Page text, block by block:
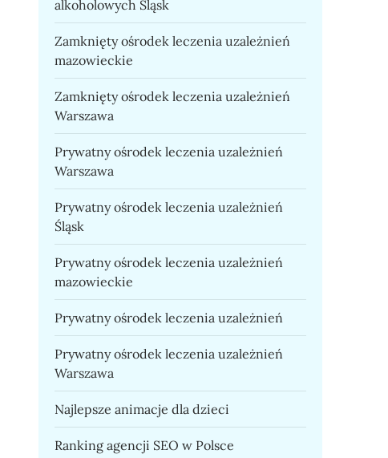
alkoholowych Śląsk
Zamknięty ośrodek leczenia uzależnień
mazowieckie
Zamknięty ośrodek leczenia uzależnień
Warszawa
Prywatny ośrodek leczenia uzależnień
Warszawa
Prywatny ośrodek leczenia uzależnień
Śląsk
Prywatny ośrodek leczenia uzależnień
mazowieckie
Prywatny ośrodek leczenia uzależnień
Prywatny ośrodek leczenia uzależnień
Warszawa
Najlepsze animacje dla dzieci
Ranking agencji SEO w Polsce